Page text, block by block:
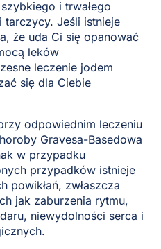
i trwałego
tarczycy. Jeśli istnieje
że uda Ci się opanować
leków
leczenie jodem
się dla Ciebie
odpowiednim leczeniu
Gravesa-Basedowa
w przypadku
przypadków istnieje
powikłań, zwłaszcza
jak zaburzenia rytmu,
niewydolności serca i